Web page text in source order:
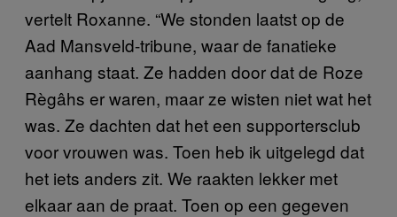
vertelt Roxanne. “We stonden laatst op de
Aad Mansveld-tribune, waar de fanatieke
aanhang staat. Ze hadden door dat de Roze
Règâhs er waren, maar ze wisten niet wat het
was. Ze dachten dat het een supportersclub
voor vrouwen was. Toen heb ik uitgelegd dat
het iets anders zit. We raakten lekker met
elkaar aan de praat. Toen op een gegeven